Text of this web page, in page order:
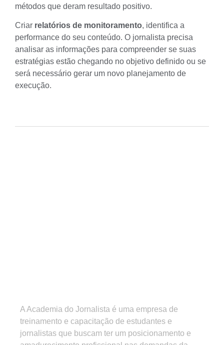
métodos que deram resultado positivo.
Criar relatórios de monitoramento, identifica a
performance do seu conteúdo. O jornalista precisa
analisar as informações para compreender se suas
estratégias estão chegando no objetivo definido ou se
será necessário gerar um novo planejamento de
execução.
A Academia do Jornalista é uma empresa de
treinamento e capacitação de estudantes e
jornalistas que buscam ter um posicionamento e